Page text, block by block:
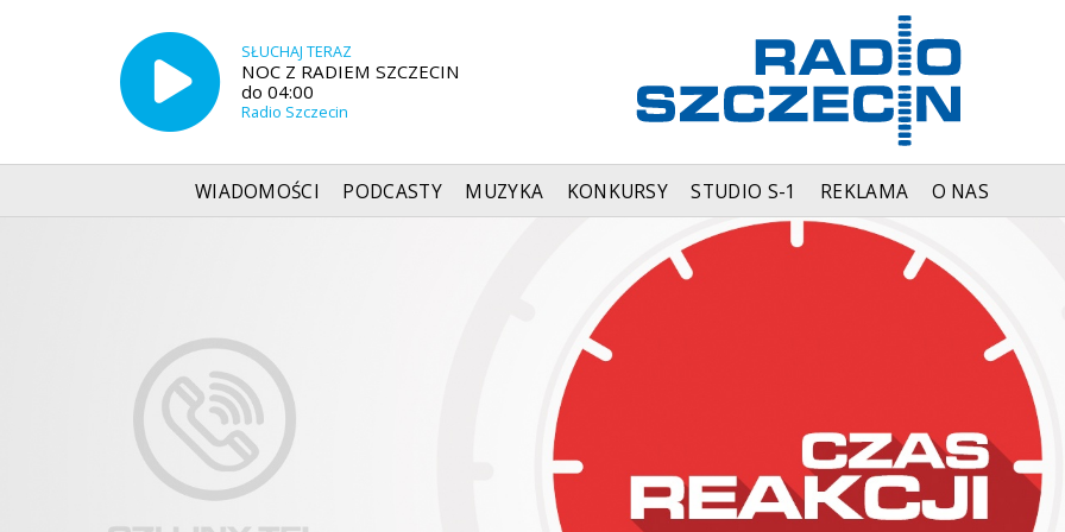
SŁUCHAJ TERAZ
NOC Z RADIEM SZCZECIN
do 04:00
Radio Szczecin
WIADOMOŚCI PODCASTY MUZYKA KONKURSY STUDIO S-1 REKLAMA O NAS